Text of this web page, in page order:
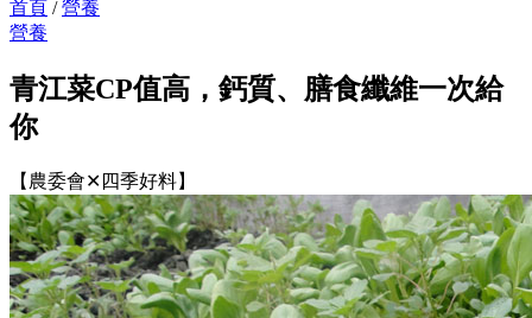
首頁 /營養
營養
青江菜CP值高，鈣質、膳食纖維一次給
你
【農委會✕四季好料】